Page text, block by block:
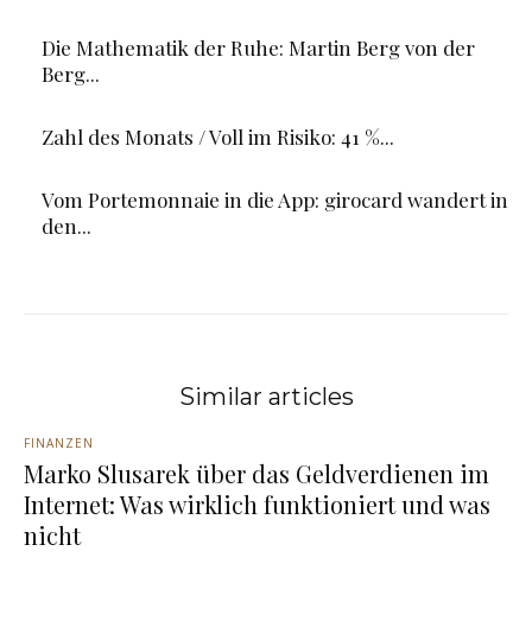
Die Mathematik der Ruhe: Martin Berg von der
Berg...
Zahl des Monats / Voll im Risiko: 41 %...
Vom Portemonnaie in die App: girocard wandert in
den...
Similar articles
FINANZEN
Marko Slusarek über das Geldverdienen im
Internet: Was wirklich funktioniert und was
nicht